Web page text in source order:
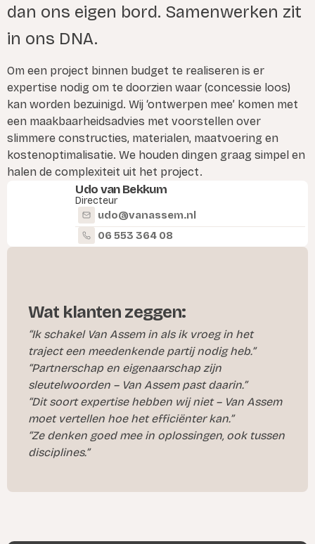
dan ons eigen bord. Samenwerken zit
in ons DNA.
Om een project binnen budget te realiseren is er
expertise nodig om te doorzien waar (concessie loos)
kan worden bezuinigd. Wij ‘ontwerpen mee’ komen met
een maakbaarheidsadvies met voorstellen over
slimmere constructies, materialen, maatvoering en
kostenoptimalisatie. We houden dingen graag simpel en
halen de complexiteit uit het project.
Udo van Bekkum
Directeur
udo@vanassem.nl
06 553 364 08
Wat klanten zeggen:
“Ik schakel Van Assem in als ik vroeg in het
traject een meedenkende partij nodig heb.”
“Partnerschap en eigenaarschap zijn
sleutelwoorden – Van Assem past daarin.”
“Dit soort expertise hebben wij niet – Van Assem
moet vertellen hoe het efficiënter kan.”
“Ze denken goed mee in oplossingen, ook tussen
disciplines.”